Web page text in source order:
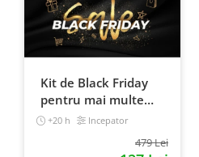
Kit de Black Friday
pentru mai multe
vanzari in magazinul
+20 h Incepator
479 Lei